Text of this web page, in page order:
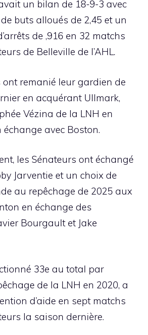
un bilan de 18-9-3 avec
buts alloués de 2,45 et un
de ,916 en 32 matchs
de Belleville de l’AHL.
ont remanié leur gardien de
en acquérant Ullmark,
Vézina de la LNH en
avec Boston.
les Sénateurs ont échangé
Jarventie et un choix de
au repêchage de 2025 aux
en échange des
Bourgault et Jake
33e au total par
de la LNH en 2020, a
d’aide en sept matchs
la saison dernière.